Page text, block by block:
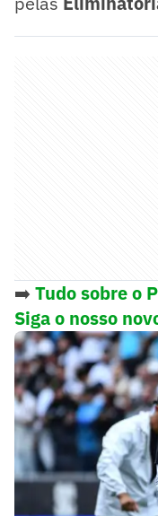
➡️ Tudo sobre o
Siga o nosso